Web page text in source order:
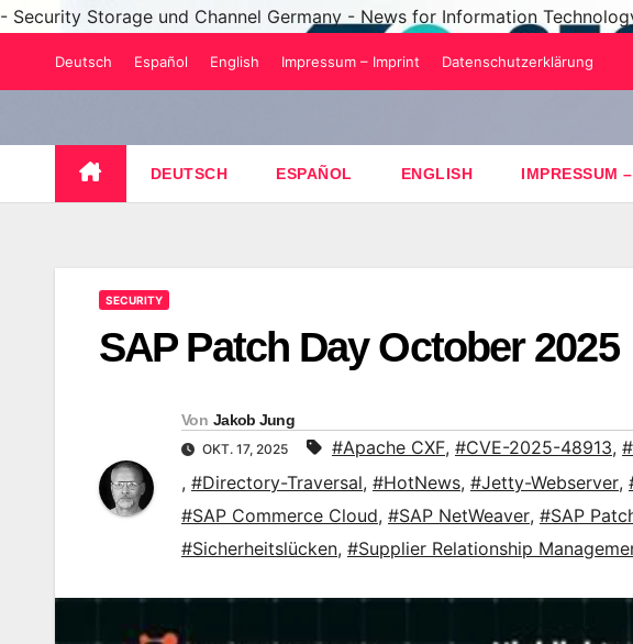
- Security Storage und Channel Germany - News for Information
Deutsch Español English Impressum – Imprint Datenschutzerklärung
DEUTSCH ESPAÑOL ENGLISH IMPRESSUM
SECURITY
SAP Patch Day October 2025
Von Jakob Jung
OKT. 17, 2025 #Apache CXF, #CVE-2025-48913,
, #Directory-Traversal, #HotNews, #Jetty-Webserver,
#SAP Commerce Cloud, #SAP NetWeaver, #SAP
#Sicherheitslücken, #Supplier Relationship